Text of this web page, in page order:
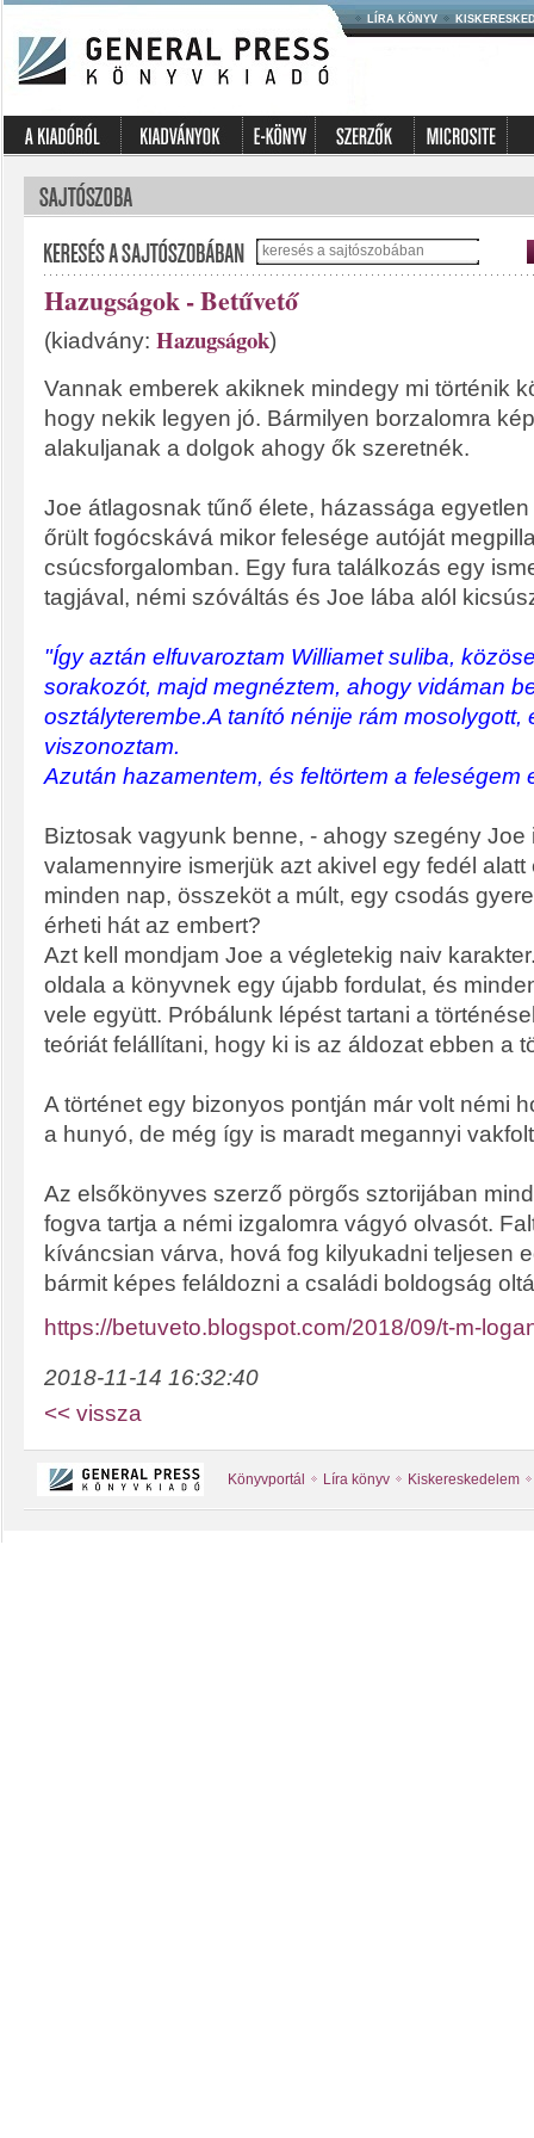
LÍRA KÖNYV
Hazugságok - Betűvető
(kiadvány: Hazugságok)
Vannak emberek akiknek mindegy mi történik
hogy nekik legyen jó. Bármilyen borzalomra
alakuljanak a dolgok ahogy ők szeretnék.
Joe átlagosnak tűnő élete, házassága
őrült fogócskává mikor felesége autóját
csúcsforgalomban. Egy fura találkozás egy
tagjával, némi szóváltás és Joe lába alól
"Így aztán elfuvaroztam Williamet suliba,
sorakozót, majd megnéztem, ahogy vidáman
osztályterembe.A tanító nénije rám mosolygott,
viszonoztam.
Azután hazamentem, és feltörtem a feleségem
Biztosak vagyunk benne, - ahogy szegény
valamennyire ismerjük azt akivel egy fedél
minden nap, összeköt a múlt, egy csodás
érheti hát az embert?
Azt kell mondjam Joe a végletekig naiv
oldala a könyvnek egy újabb fordulat, és
vele együtt. Próbálunk lépést tartani a
teóriát felállítani, hogy ki is az áldozat ebben a
A történet egy bizonyos pontján már volt némi
a hunyó, de még így is maradt megannyi
Az elsőkönyves szerző pörgős sztorijában
fogva tartja a némi izgalomra vágyó olvasót.
kíváncsian várva, hová fog kilyukadni teljesen
bármit képes feláldozni a családi boldogság
https://betuveto.blogspot.com/2018/09/t-m-
2018-11-14 16:32:40
<< vissza
Könyvportál Líra könyv Kiskereskedelem